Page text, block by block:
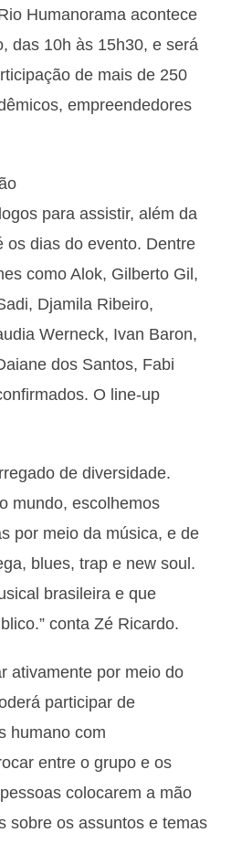
Humanorama acontece
das 10h às 15h30, e será
de mais de 250
empreendedores
para assistir, além da
os dias do evento. Dentre
como Alok, Gilberto Gil,
Djamila Ribeiro,
Werneck, Ivan Baron,
dos Santos, Fabi
O line-up
de diversidade.
mundo, escolhemos
por meio da música, e de
blues, trap e new soul.
brasileira e que
conta Zé Ricardo.
ativamente por meio do
participar de
humano com
entre o grupo e os
colocarem a mão
sobre os assuntos e temas